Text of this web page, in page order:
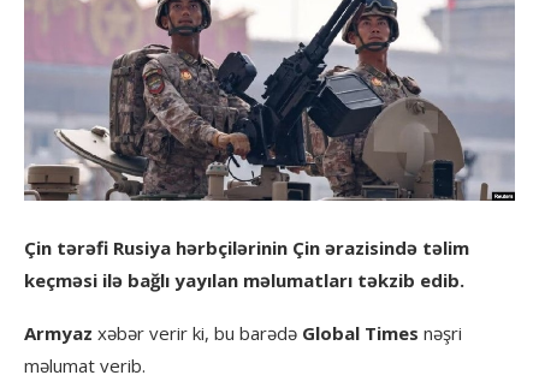
Çin tərəfi Rusiya hərbçilərinin Çin ərazisində təlim
keçməsi ilə bağlı yayılan məlumatları təkzib edib.
Armyaz xəbər verir ki, bu barədə Global Times nəşri
məlumat verib.